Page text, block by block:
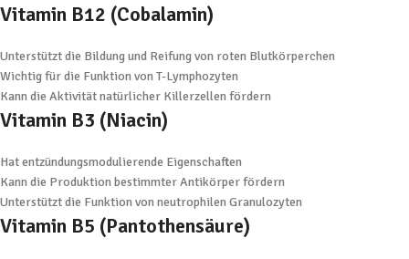
Vitamin B12 (Cobalamin)
Unterstützt die Bildung und Reifung von roten Blutkörperchen
Wichtig für die Funktion von T-Lymphozyten
Kann die Aktivität natürlicher Killerzellen fördern
Vitamin B3 (Niacin)
Hat entzündungsmodulierende Eigenschaften
Kann die Produktion bestimmter Antikörper fördern
Unterstützt die Funktion von neutrophilen Granulozyten
Vitamin B5 (Pantothensäure)